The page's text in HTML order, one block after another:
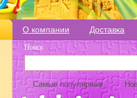
О компании Доставка
Поиск
Самые популярные